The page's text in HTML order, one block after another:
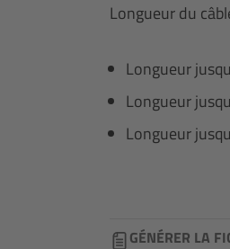
Longueur du
Longueur
Longueur
Longueur
GÉNÉRER LA